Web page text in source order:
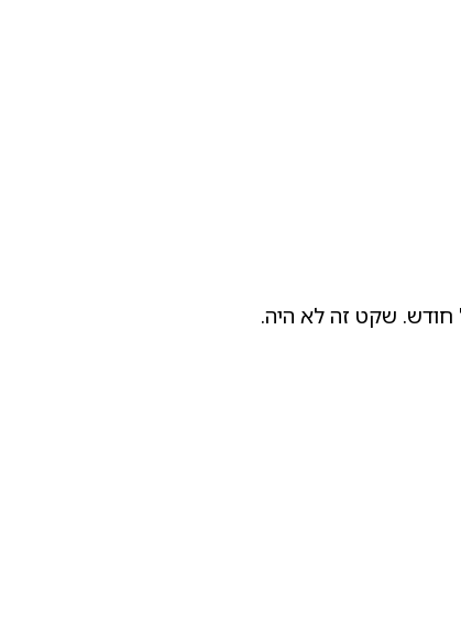
חודש. שקט זה לא היה.